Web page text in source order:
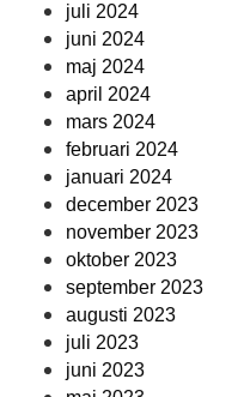
juli 2024
juni 2024
maj 2024
april 2024
mars 2024
februari 2024
januari 2024
december 2023
november 2023
oktober 2023
september 2023
augusti 2023
juli 2023
juni 2023